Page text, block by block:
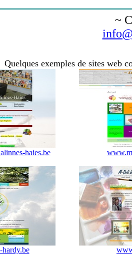
~
Quelques exemples de sites web
haies.be